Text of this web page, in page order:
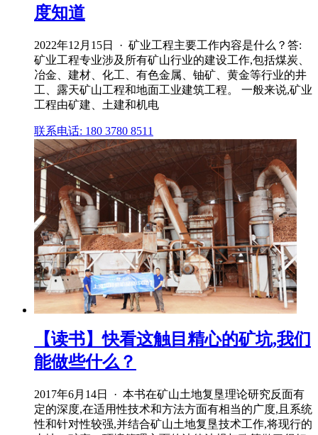
度知道
2022年12月15日 · 矿业工程主要工作内容是什么？答:
矿业工程专业涉及所有矿山行业的建设工作,包括煤炭、
冶金、建材、化工、有色金属、铀矿、黄金等行业的井
工、露天矿山工程和地面工业建筑工程。 一般来说,矿业
工程由矿建、土建和机电
联系电话: 180 3780 8511
【读书】快看这触目精心的矿坑,我们
能做些什么？
2017年6月14日 · 本书在矿山土地复垦理论研究反面有
定的深度,在适用性技术和方法方面有相当的广度,且系统
性和针对性较强,并结合矿山土地复垦技术工作,将现行的